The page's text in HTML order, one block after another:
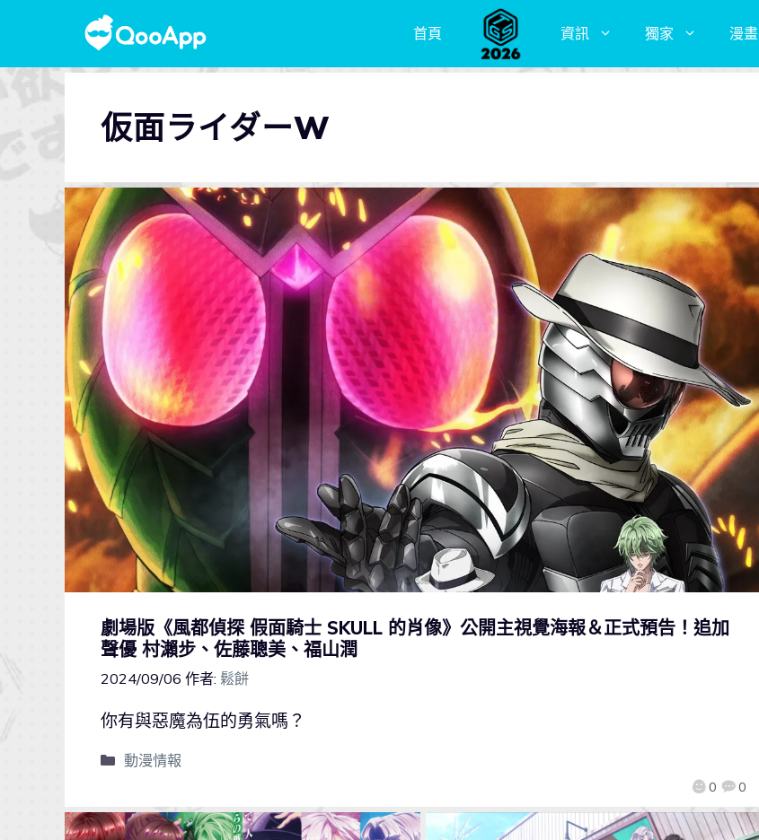
首頁 資訊 獨家 漫畫
仮面ライダーW
劇場版《風都偵探 假面騎士 SKULL 的肖像》公開主視覺海報＆正式預告！追加
聲優 村瀨步、佐藤聰美、福山潤
2024/09/06 作者: 鬆餅
0 0
你有與惡魔為伍的勇氣嗎？
動漫情報